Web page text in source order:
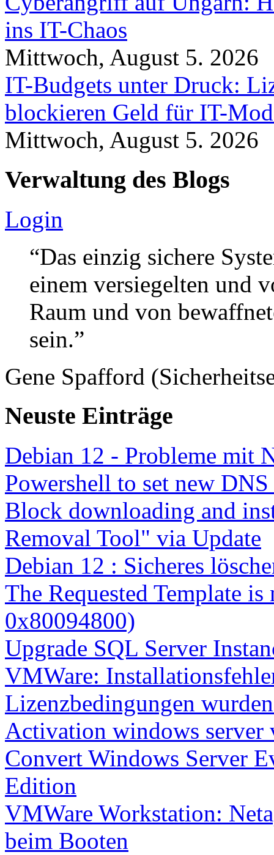
ins IT-Chaos
Mittwoch, August 5. 2026
IT-Budgets unter Druck:
blockieren Geld für IT-
Mittwoch, August 5. 2026
Verwaltung des Blogs
Login
“Das einzig sichere
einem versiegelten und
Raum und von
sein.”
Gene Spafford
Neuste Einträge
Debian 12 - Probleme mit
Powershell to set new
Block downloading and
Removal Tool" via Update
Debian 12 : Sicheres
The Requested Template
0x80094800)
Upgrade SQL Server
VMWare:
Lizenzbedingungen
Activation windows server
Convert Windows Server
Edition
VMWare Workstation:
beim Booten